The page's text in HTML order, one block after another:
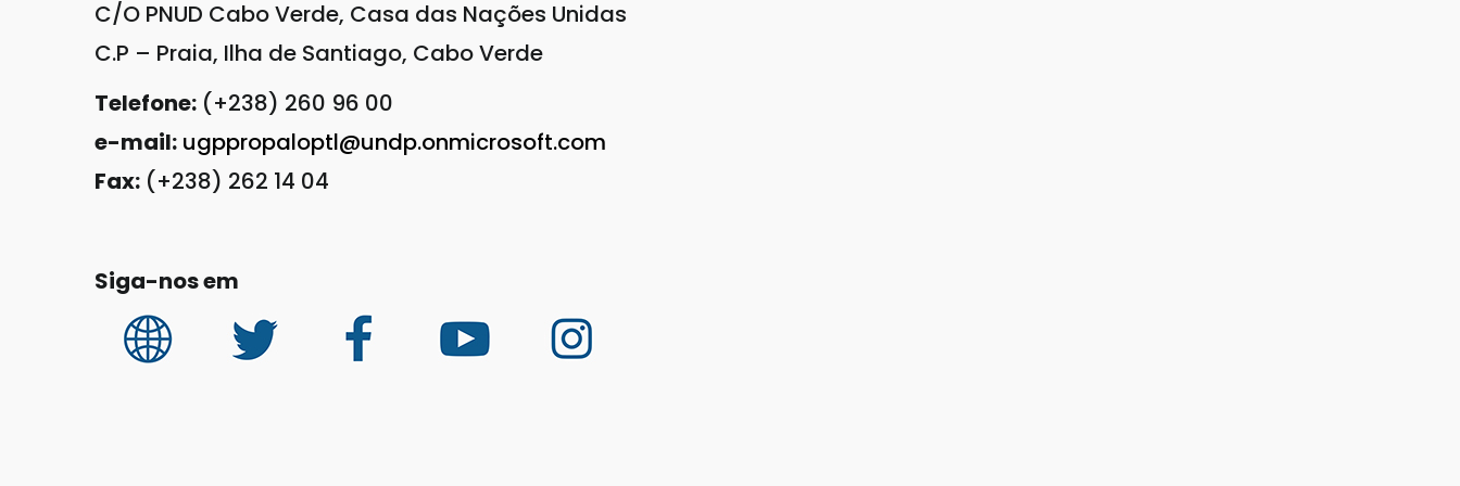
C/O PNUD Cabo Verde, Casa das Nações Unidas
C.P – Praia, Ilha de Santiago, Cabo Verde
Telefone: (+238) 260 96 00
e-mail: ugppropaloptl@undp.onmicrosoft.com
Fax: (+238) 262 14 04
Siga-nos em